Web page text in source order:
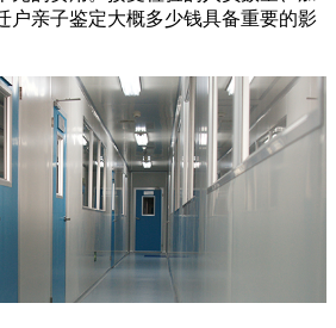
户亲子鉴定大概多少钱具备重要的影